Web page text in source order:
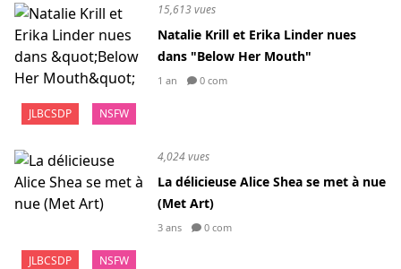
JLBCSDP NSFW
15,613 vues
Natalie Krill et Erika Linder nues
dans "Below Her Mouth"
1 an 0 com
JLBCSDP NSFW
4,024 vues
La délicieuse Alice Shea se met à nue
(Met Art)
3 ans 0 com